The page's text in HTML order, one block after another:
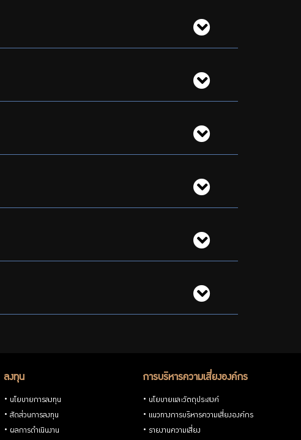
ลงทุน
นโยบายการลงทุน
สัดส่วนการลงทุน
ผลการดำเนินงาน
การบริหารความเสี่ยงองค์กร
นโยบายและวัตถุประสงค์
แนวทางการบริหารความเสี่ยงองค์กร
รายงานความเสี่ยง